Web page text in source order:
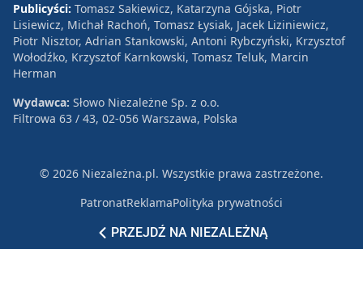
PRZEJDŹ NA NIEZALEŻNĄ
Publicyści: Tomasz Sakiewicz, Katarzyna Gójska, Piotr
Lisiewicz, Michał Rachoń, Tomasz Łysiak, Jacek Liziniewicz,
Piotr Nisztor, Adrian Stankowski, Antoni Rybczyński, Krzysztof
Wołodźko, Krzysztof Karnkowski, Tomasz Teluk, Marcin
Herman
Wydawca: Słowo Niezależne Sp. z o.o.
Filtrowa 63 / 43, 02-056 Warszawa, Polska
© 2026 Niezależna.pl. Wszystkie prawa zastrzeżone.
PatronatReklamaPolityka prywatności